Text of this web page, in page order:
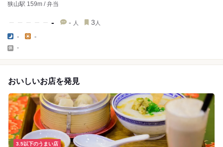
狭山駅 159m / 弁当
- - 人 3 人
- -
-
おいしいお店を発見
3.5以下のうまい店